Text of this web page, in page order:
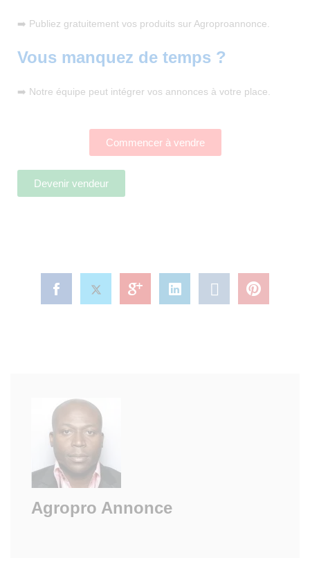
➡️ Publiez gratuitement vos produits sur Agroproannonce.
Vous manquez de temps ?
➡️ Notre équipe peut intégrer vos annonces à votre place.
Commencer à vendre
Devenir vendeur
Agropro Annonce